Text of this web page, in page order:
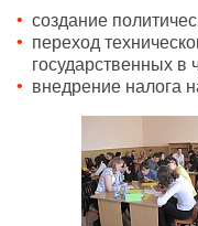
создание
переход
государственных в
внедрение налога